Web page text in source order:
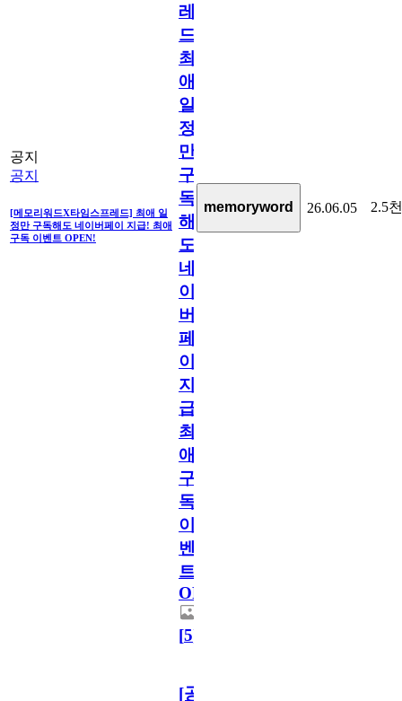
공지
공지
[메모리워드X타임스프레드] 최애 일
정만 구독해도 네이버페이 지급! 최애
구독 이벤트 OPEN!
레
드]
최
애
일
정
만
구
독
해
도
네
이
버
페
이
지
급!
최
애
구
독
이
벤
트
OPEN!
[5]
memoryword 26.06.05 2.5천
[공